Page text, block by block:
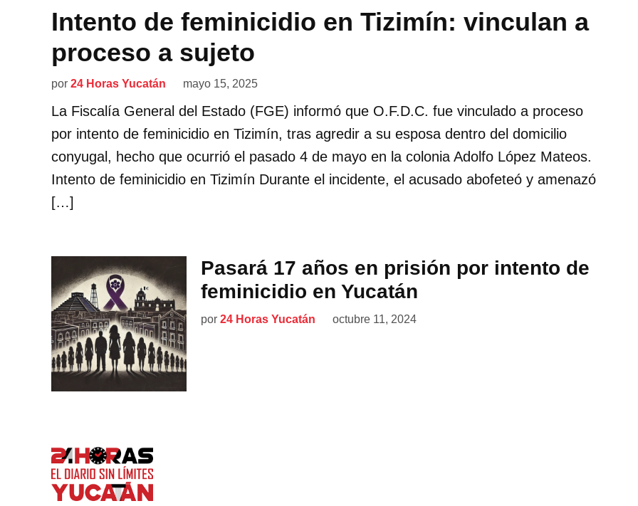
Intento de feminicidio en Tizimín: vinculan a
proceso a sujeto
por 24 Horas Yucatán mayo 15, 2025
La Fiscalía General del Estado (FGE) informó que O.F.D.C. fue vinculado a proceso
por intento de feminicidio en Tizimín, tras agredir a su esposa dentro del domicilio
conyugal, hecho que ocurrió el pasado 4 de mayo en la colonia Adolfo López Mateos.
Intento de feminicidio en Tizimín Durante el incidente, el acusado abofeteó y amenazó
[…]
Pasará 17 años en prisión por intento de
feminicidio en Yucatán
por 24 Horas Yucatán octubre 11, 2024